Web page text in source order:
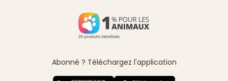
Abonné ? Téléchargez l'application